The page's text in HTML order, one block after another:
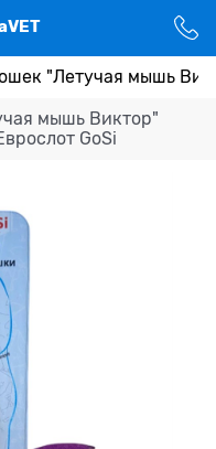
"Летучая мышь
мышь Виктор"
GoSi